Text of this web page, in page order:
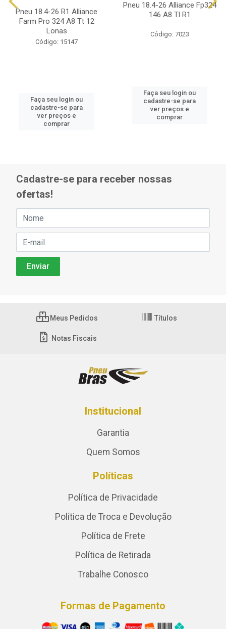
Pneu 18.4-26 R1 Alliance
Farm Pro 324 A8 Tt 12
Lonas
Código: 15147
Faça seu login ou
cadastre-se para
ver preços e
comprar
Pneu 18.4-26 Alliance Fp324
146 A8 Tl R1
Código: 7023
Faça seu login ou
cadastre-se para
ver preços e
comprar
Cadastre-se para receber nossas
ofertas!
Meus Pedidos Títulos
Notas Fiscais
Institucional
Garantia
Quem Somos
Políticas
Política de Privacidade
Política de Troca e Devolução
Política de Frete
Política de Retirada
Trabalhe Conosco
Formas de Pagamento